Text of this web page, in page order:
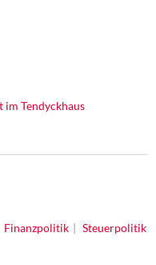
Tendyckhaus
Finanzpolitik Steuerpolitik